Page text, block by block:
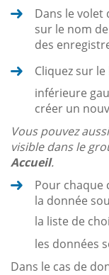
Dans le volet
sur le nom
des
Cliquez sur
inférieure
créer un
Vous pouvez
visible dans le
Accueil.
Pour chaque
la donnée
la liste de
les données
Dans le cas de